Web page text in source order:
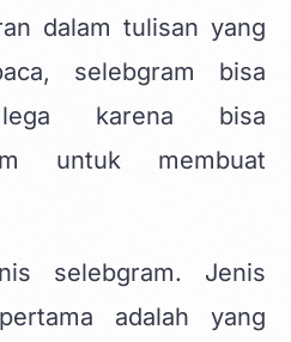
dalam tulisan yang
selebgram bisa
karena bisa
untuk membuat
selebgram. Jenis
adalah yang